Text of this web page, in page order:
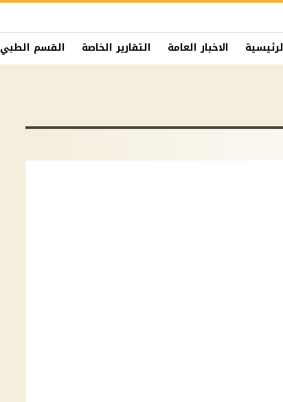
الاخبار العامة التقارير الخاصة القسم الطبي